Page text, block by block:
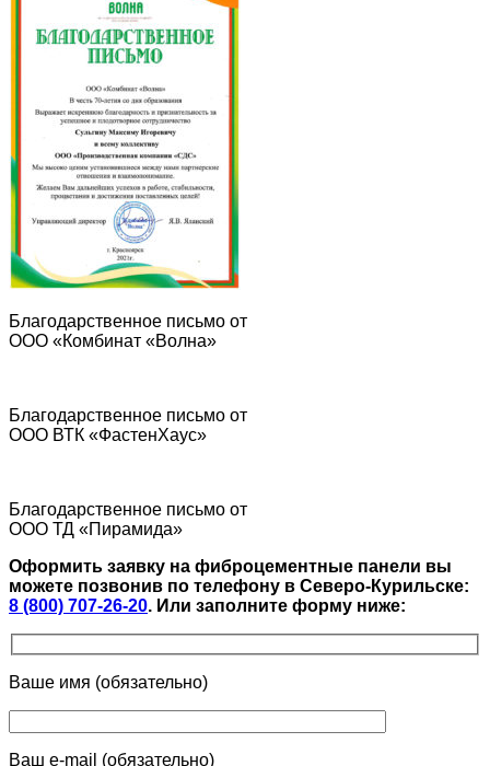
Благодарственное письмо от
ООО «Комбинат «Волна»
Благодарственное письмо от
ООО ВТК «ФастенХаус»
Благодарственное письмо от
ООО ТД «Пирамида»
Оформить заявку на фиброцементные панели вы
можете позвонив по телефону в Северо-Курильске:
8 (800) 707-26-20. Или заполните форму ниже:
Ваше имя (обязательно)
Ваш e-mail (обязательно)